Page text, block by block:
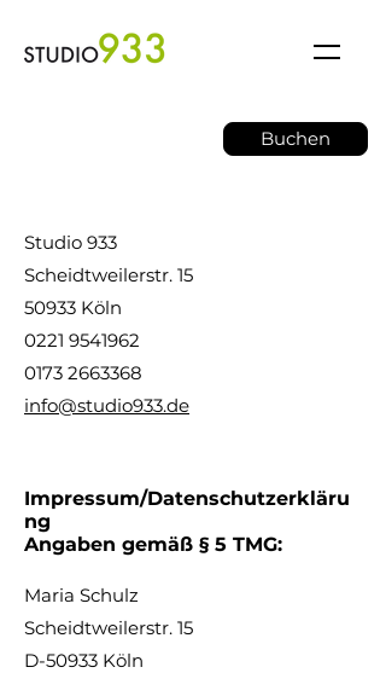
Buchen
Studio 933
Scheidtweilerstr. 15
50933 Köln
0221 9541962
0173 2663368
info@studio933.de
Impressum/Datenschutzerkläru
ng
Angaben gemäß § 5 TMG:
Maria Schulz
Scheidtweilerstr. 15
D-50933 Köln